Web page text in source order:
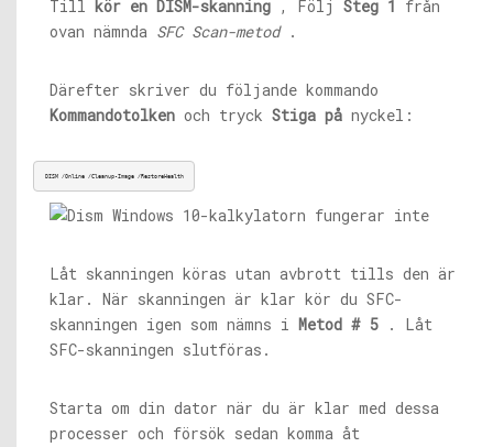
Till kör en DISM-skanning , Följ Steg 1 från
ovan nämnda SFC Scan-metod.
Därefter skriver du följande kommando
Kommandotolken och tryck Stiga på nyckel:
DISM /Online /Cleanup-Image /RestoreHealth
Låt skanningen köras utan avbrott tills den är
klar. När skanningen är klar kör du SFC-
skanningen igen som nämns i Metod # 5 . Låt
SFC-skanningen slutföras.
Starta om din dator när du är klar med dessa
processer och försök sedan komma åt